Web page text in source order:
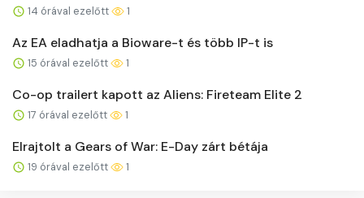
14 órával ezelőtt 1
Az EA eladhatja a Bioware-t és több IP-t is
15 órával ezelőtt 1
Co-op trailert kapott az Aliens: Fireteam Elite 2
17 órával ezelőtt 1
Elrajtolt a Gears of War: E-Day zárt bétája
19 órával ezelőtt 1